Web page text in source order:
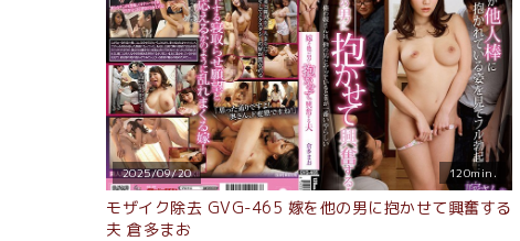
2025/09/20 120min.
モザイク除去 GVG-465 嫁を他の男に抱かせて興奮する
夫 倉多まお